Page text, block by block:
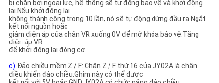
bị chặn bởi ngoại lực, hệ thống sẽ tự động bảo vệ và khởi động
lại.Nếu khởi động lại
không thành công trong 10 lần, nó sẽ tự động dừng đầu ra.Ngắt
kết nối nguồn hoặc
giảm điện áp của chân VR xuống 0V để mở khóa bảo vệ.Tăng
điện áp VR
để khởi động lại động cơ.
c) Đảo chiều mềm Z / F: Chân Z / F thứ 16 của JY02A là chân
điều khiển đảo chiều.Ghim này có thể được